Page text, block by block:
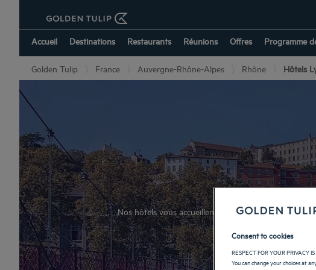
Accueil Destinations Restaurants Réunions Offres Programme
Golden Tulip France Auvergne-Rhône-Alpes Rhône Hôtels
Nos hôtels vous accueillent durant votre séjour dans
Consent to cookies
RESPECT FOR YOUR PRIVACY
You can change your choices at